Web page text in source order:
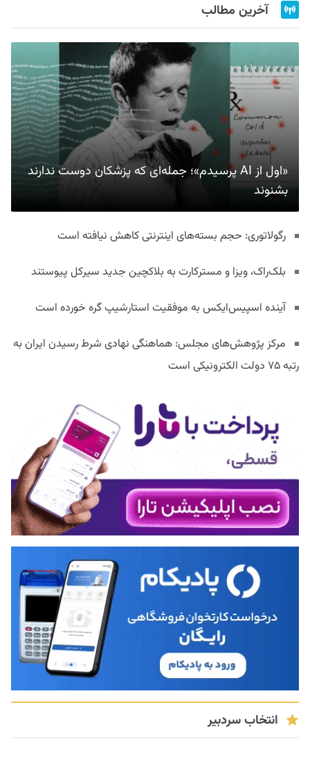
آخرین مطالب
«اول از AI پرسیدم»؛ جمله‌ای که پزشکان دوست ندارند
بشنوند
رگولاتوری: حجم بسته‌های اینترنتی کاهش نیافته است
بلک‌راک، ویزا و مسترکارت به بلاکچین جدید سیرکل پیوستند
آینده اسپیس‌ایکس به موفقیت استارشیپ گره خورده است
مرکز پژوهش‌های مجلس: هماهنگی نهادی شرط رسیدن ایران به
رتبه ۷۵ دولت الکترونیکی است
انتخاب سردبیر